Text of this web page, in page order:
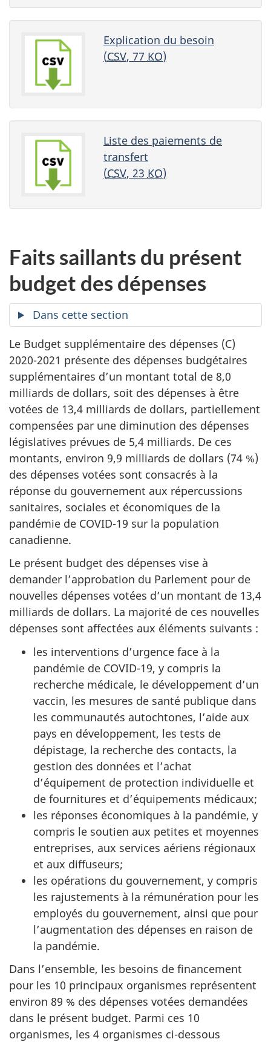
Explication du besoin
(CSV, 77 KO)
Liste des paiements de
transfert
(CSV, 23 KO)
Faits saillants du présent
budget des dépenses
Dans cette section
Le Budget supplémentaire des dépenses (C)
2020-2021 présente des dépenses budgétaires
supplémentaires d’un montant total de 8,0
milliards de dollars, soit des dépenses à être
votées de 13,4 milliards de dollars, partiellement
compensées par une diminution des dépenses
législatives prévues de 5,4 milliards. De ces
montants, environ 9,9 milliards de dollars (74 %)
des dépenses votées sont consacrés à la
réponse du gouvernement aux répercussions
sanitaires, sociales et économiques de la
pandémie de COVID-19 sur la population
canadienne.
Le présent budget des dépenses vise à
demander l’approbation du Parlement pour de
nouvelles dépenses votées d’un montant de 13,4
milliards de dollars. La majorité de ces nouvelles
dépenses sont affectées aux éléments suivants :
les interventions d’urgence face à la
pandémie de COVID-19, y compris la
recherche médicale, le développement d’un
vaccin, les mesures de santé publique dans
les communautés autochtones, l’aide aux
pays en développement, les tests de
dépistage, la recherche des contacts, la
gestion des données et l’achat
d’équipement de protection individuelle et
de fournitures et d’équipements médicaux;
les réponses économiques à la pandémie, y
compris le soutien aux petites et moyennes
entreprises, aux services aériens régionaux
et aux diffuseurs;
les opérations du gouvernement, y compris
les rajustements à la rémunération pour les
employés du gouvernement, ainsi que pour
l’augmentation des dépenses en raison de
la pandémie.
Dans l’ensemble, les besoins de financement
pour les 10 principaux organismes représentent
environ 89 % des dépenses votées demandées
dans le présent budget. Parmi ces 10
organismes, les 4 organismes ci-dessous